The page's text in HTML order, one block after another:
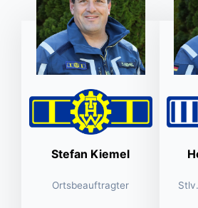
Stefan Kiemel
Ortsbeauftragter